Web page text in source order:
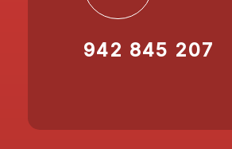
942 845 207